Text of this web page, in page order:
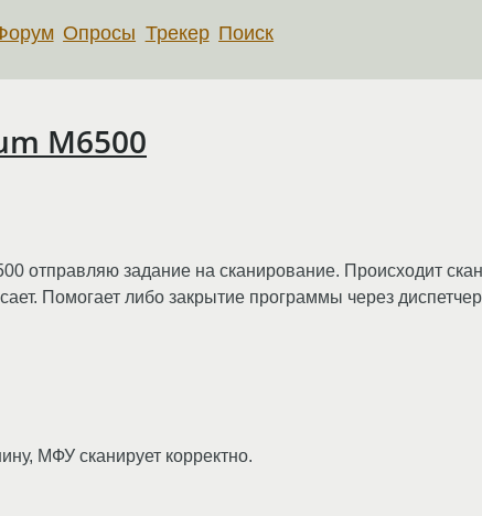
Опросы Трекер Поиск
M6500
отправляю задание на сканирование. Происходит
Помогает либо закрытие программы через
МФУ сканирует корректно.